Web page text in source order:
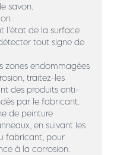
savon.
:
l’état de la surface
tout signe de
zones endommagées
traitez-les
des produits anti-
par le fabricant.
de peinture
en suivant les
fabricant, pour
à la corrosion.